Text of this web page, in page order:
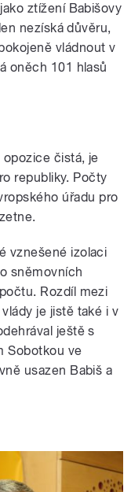
ztížení Babišovy
nezíská důvěru,
vládnout v
oněch 101 hlasů
čistá, je
republiky. Počty
úřadu pro
vznešené izolaci
sněmovních
Rozdíl mezi
je jistě také i v
ještě s
Sobotkou ve
usazen Babiš a